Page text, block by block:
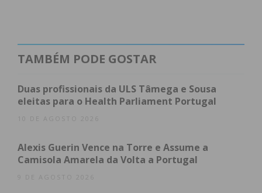
Filipe Nunes, que residia na freguesia
entrou com vida na unidade hospitalar, mas não
resistiu à gravidade dos ferimentos e morreu
pouco depois.
ocorrência.
TAMBÉM PODE GOSTAR
Duas profissionais da ULS Tâmega e Sousa
eleitas para o Health Parliament Portugal
10 DE AGOSTO 2026
Alexis Guerin Vence na Torre e Assume a
Camisola Amarela da Volta a Portugal
9 DE AGOSTO 2026